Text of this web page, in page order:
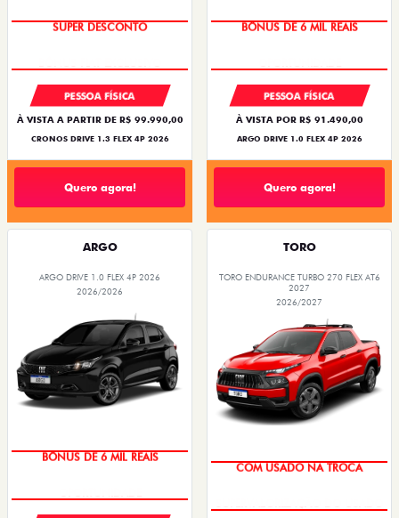
SUPER DESCONTO
PESSOA FÍSICA
À VISTA A PARTIR DE R$ 99.990,00
CRONOS DRIVE 1.3 FLEX 4P 2026
Quero agora!
BÔNUS DE 6 MIL REAIS
PESSOA FÍSICA
À VISTA POR R$ 91.490,00
ARGO DRIVE 1.0 FLEX 4P 2026
Quero agora!
ARGO
ARGO DRIVE 1.0 FLEX 4P 2026
2026/2026
BÔNUS DE 6 MIL REAIS
TORO
TORO ENDURANCE TURBO 270 FLEX AT6
2027
2026/2027
COM USADO NA TROCA